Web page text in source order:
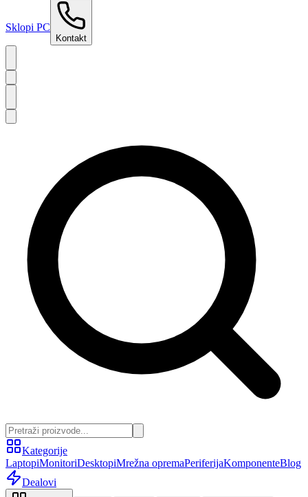
Sklopi PC
Kontakt
Kategorije
LaptopiMonitoriDesktopiMrežna opremaPeriferijaKomponenteBlog
Dealovi